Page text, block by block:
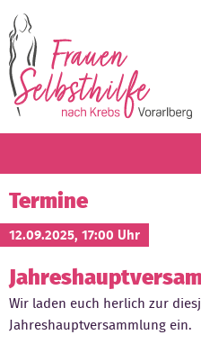
Termine
Blog
Angebot
Wissenswertes
Termine
12.09.2025, 17:00 Uhr
Wir laden euch herlich zur
Jahreshauptversammlung ein.